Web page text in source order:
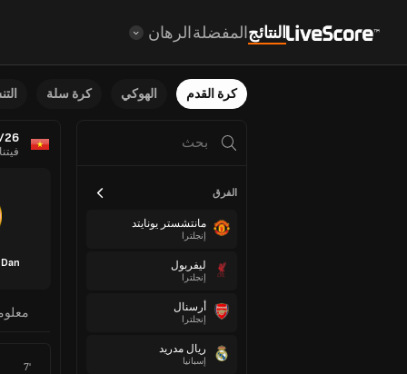
النتائجالمفضلةالرهان
كرة القدم الهوكي كرة سلة
الفرق
مانتشستر يونايتد
إنجلترا
ليفربول
إنجلترا
أرسنال
إنجلترا
ريال مدريد
إسبانيا
26
7'